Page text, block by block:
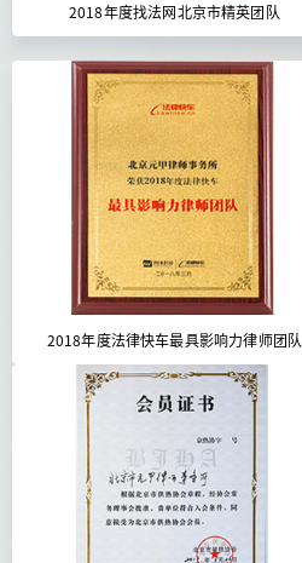
2018年度找法网北京市精英团队
2018年度法律快车最具影响力律师团队